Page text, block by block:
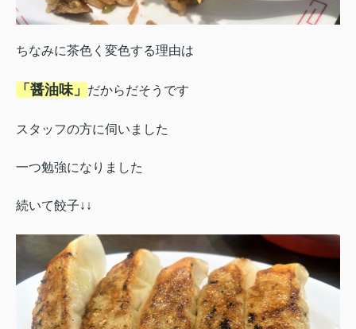
ちなみに茶色く変色する理由は
「醤油味」 だからだそうです
スタッフの方に伺いました
一つ勉強になりました
続いて餃子↓↓